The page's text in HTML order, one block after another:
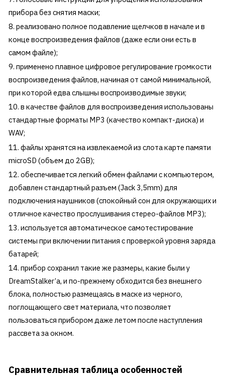
прибора без снятия маски;
реализовано полное подавление щелчков в начале и в
конце воспроизведения файлов (даже если они есть в
самом файле);
применено плавное цифровое регулирование громкости
воспроизведения файлов, начиная от самой минимальной,
при которой едва слышны воспроизводимые звуки;
в качестве файлов для воспроизведения использованы
стандартные форматы MP3 (качество компакт-диска) и
WAV;
файлы хранятся на извлекаемой из слота карте памяти
microSD (объем до 2GB);
обеспечивается легкий обмен файлами с компьютером,
добавлен стандартный разъем (Jack 3,5mm) для
подключения наушников (спокойный сон для окружающих и
отличное качество прослушивания стерео-файлов MP3);
используется автоматическое самотестирование
системы при включении питания с проверкой уровня заряда
батарей;
прибор сохранил такие же размеры, какие были у
DreamStalker’a, и по-прежнему обходится без внешнего
блока, полностью размещаясь в маске из черного,
поглощающего свет материала, что позволяет
пользоваться прибором даже летом после наступления
рассвета за окном.
Сравнительная таблица особенностей